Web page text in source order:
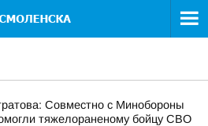
Совместно с Минобороны
тяжелораненому бойцу СВО